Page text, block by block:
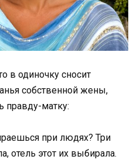
в одиночку сносит
собственной жены,
правду-матку:
при людях? Три
отель этот их выбирала.